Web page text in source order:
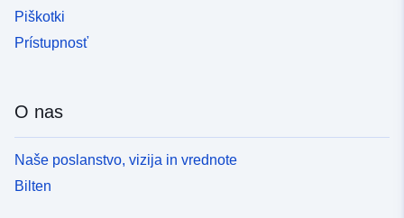
Piškotki
Prístupnosť
O nas
Naše poslanstvo, vizija in vrednote
Bilten